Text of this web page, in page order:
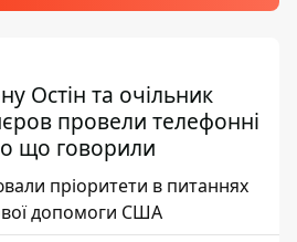
Остін та очільник
провели телефонні
що говорили
пріоритети в питаннях
допомоги США